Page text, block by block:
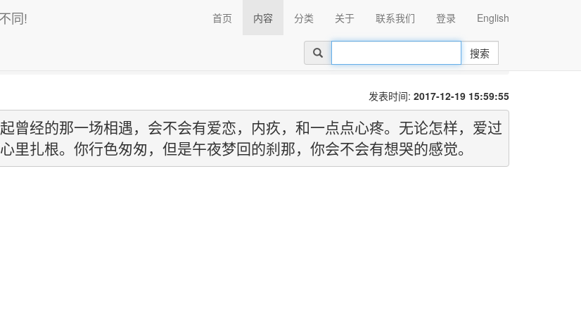
同! 首页 内容 分类 关于 联系我们 登录 English
搜索
果回忆起曾经的那一场相遇，会不会有爱恋，内疚，和一点点心疼。无论怎
发表时间: 2017-12-19 15:59:55
曾经的那一场相遇，会不会有爱恋，内疚，和一点点心疼。无论怎样，爱过
里扎根。你行色匆匆，但是午夜梦回的刹那，你会不会有想哭的感觉。